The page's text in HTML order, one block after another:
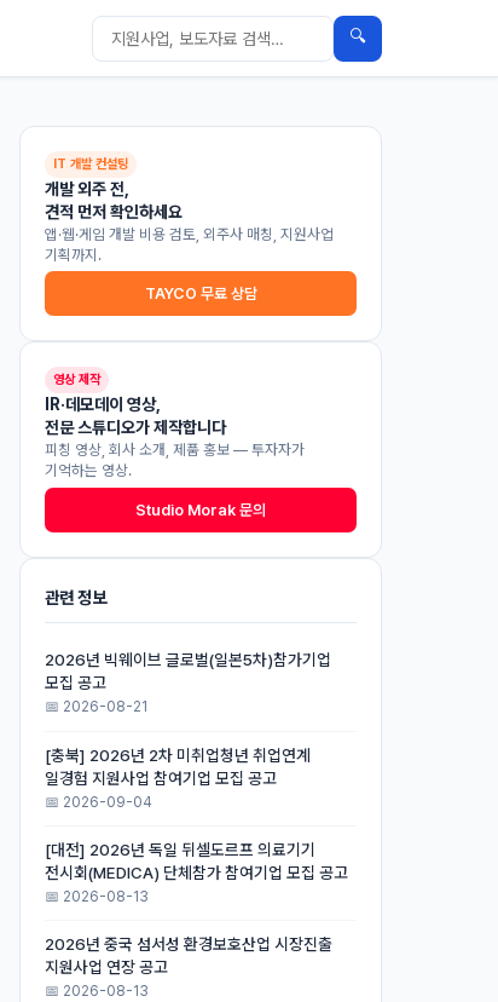
🔍
IT 개발 컨설팅
개발 외주 전,
견적 먼저 확인하세요
앱·웹·게임 개발 비용 검토, 외주사 매칭, 지원사업
기획까지.
TAYCO 무료 상담
영상 제작
IR·데모데이 영상,
전문 스튜디오가 제작합니다
피칭 영상, 회사 소개, 제품 홍보 — 투자자가
기억하는 영상.
Studio Morak 문의
관련 정보
2026년 빅웨이브 글로벌(일본5차)참가기업
모집 공고
📅 2026-08-21
[충북] 2026년 2차 미취업청년 취업연계
일경험 지원사업 참여기업 모집 공고
📅 2026-09-04
[대전] 2026년 독일 뒤셀도르프 의료기기
전시회(MEDICA) 단체참가 참여기업 모집 공고
📅 2026-08-13
2026년 중국 섬서성 환경보호산업 시장진출
지원사업 연장 공고
📅 2026-08-13